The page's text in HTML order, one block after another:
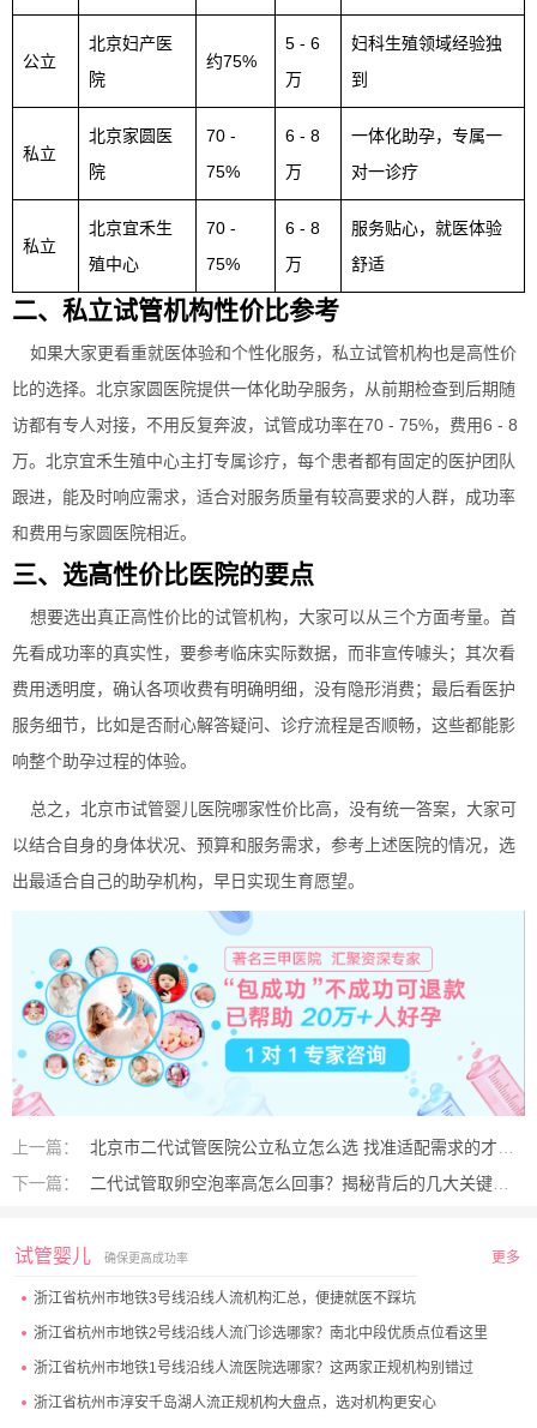
公立
北京妇产医
院
约75%
5 - 6
万
妇科生殖领域经验独
到
私立
北京家圆医
院
70 -
75%
6 - 8
万
一体化助孕，专属一
对一诊疗
私立
北京宜禾生
殖中心
70 -
75%
6 - 8
万
服务贴心，就医体验
舒适
二、私立试管机构性价比参考
如果大家更看重就医体验和个性化服务，私立试管机构也是高性价
比的选择。北京家圆医院提供一体化助孕服务，从前期检查到后期随
访都有专人对接，不用反复奔波，试管成功率在70 - 75%，费用6 - 8
万。北京宜禾生殖中心主打专属诊疗，每个患者都有固定的医护团队
跟进，能及时响应需求，适合对服务质量有较高要求的人群，成功率
和费用与家圆医院相近。
三、选高性价比医院的要点
想要选出真正高性价比的试管机构，大家可以从三个方面考量。首
先看成功率的真实性，要参考临床实际数据，而非宣传噱头；其次看
费用透明度，确认各项收费有明确明细，没有隐形消费；最后看医护
服务细节，比如是否耐心解答疑问、诊疗流程是否顺畅，这些都能影
响整个助孕过程的体验。
总之，北京市试管婴儿医院哪家性价比高，没有统一答案，大家可
以结合自身的身体状况、预算和服务需求，参考上述医院的情况，选
出最适合自己的助孕机构，早日实现生育愿望。
上一篇：
北京市二代试管医院公立私立怎么选 找准适配需求的才是最优解
下一篇：
二代试管取卵空泡率高怎么回事？揭秘背后的几大关键原因
试管婴儿 确保更高成功率 更多
浙江省杭州市地铁3号线沿线人流机构汇总，便捷就医不踩坑
浙江省杭州市地铁2号线沿线人流门诊选哪家？南北中段优质点位看这里
浙江省杭州市地铁1号线沿线人流医院选哪家？这两家正规机构别错过
浙江省杭州市淳安千岛湖人流正规机构大盘点，选对机构更安心